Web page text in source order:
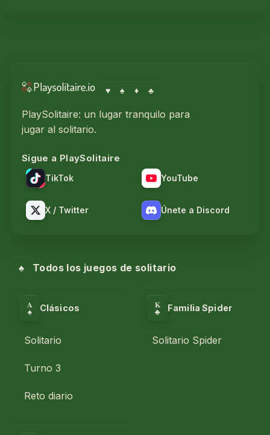
♥ ♠ ♦ ♣
PlaySolitaire: un lugar tranquilo para
jugar al solitario.
Sigue a PlaySolitaire
TikTok YouTube
X / Twitter Únete a Discord
♠ Todos los juegos de solitario
A
♠ Clásicos
Solitario
Turno 3
Reto diario
K
♣ Familia Spider
Solitario Spider